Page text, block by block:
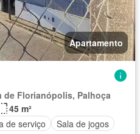
Apartamento
de Florianópolis, Palhoça
45 m²
de serviço Sala de jogos